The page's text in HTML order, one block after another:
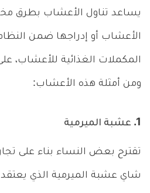
يساعد تناول الأعشاب بطرق
الأعشاب أو إدراجها ضمن النظام
المكملات الغذائية للأعشاب،
ومن أمثلة هذه الأعشاب:
1. عشبة الميرمية
تقترح بعض النساء بناء على
شاي عشبة الميرمية الذي